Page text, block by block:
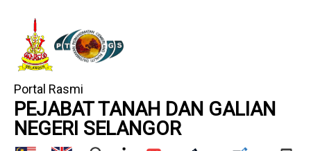
Portal Rasmi
PEJABAT TANAH DAN GALIAN
NEGERI SELANGOR